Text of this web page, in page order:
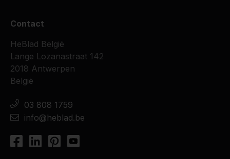
Contact
HeBlad België
Lange Lozanastraat 142
2018 Antwerpen
België
03 808 1759
info@heblad.be